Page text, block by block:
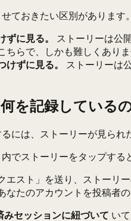
ておきたい区別があります。
に見る。
ストーリーは公
らで、しかも難しくありま
ずに見る。
ストーリーは
を記録している
には、ストーリーが見ら
でストーリーをタップする
エスト」を送り、ストーリー
なたのアカウントを投稿者
みセッションに紐づいて い